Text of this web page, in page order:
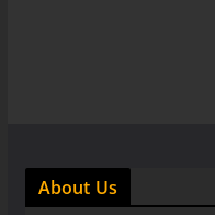
About Us